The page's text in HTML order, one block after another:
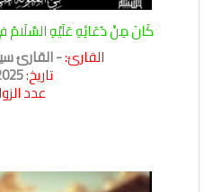
كَانَ مِنْ دُعَائِهِ عَلَيْهِ
القارئ:- القارئ
تاريخ:05-04
عدد